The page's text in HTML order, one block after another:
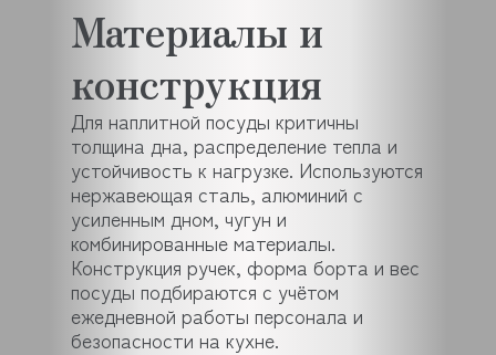
Материалы и
конструкция
Для наплитной посуды критичны
толщина дна, распределение тепла и
устойчивость к нагрузке. Используются
нержавеющая сталь, алюминий с
усиленным дном, чугун и
комбинированные материалы.
Конструкция ручек, форма борта и вес
посуды подбираются с учётом
ежедневной работы персонала и
безопасности на кухне.